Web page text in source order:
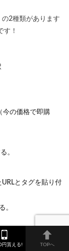
2種類があります
す！
今の価格で即購
。
URLとタグを貼り付
。
円貰える! TOPへ